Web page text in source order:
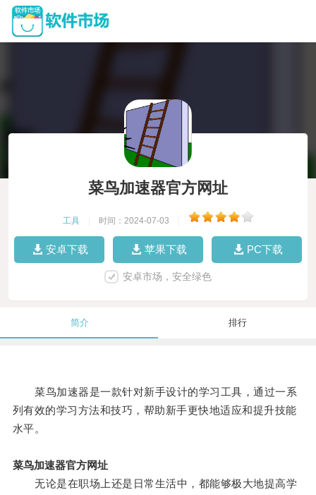
菜鸟加速器官方网址
工具 时间：2024-07-03
安卓下载 苹果下载 PC下载
安卓市场，安全绿色
简介 排行
菜鸟加速器是一款针对新手设计的学习工具，通过一系
列有效的学习方法和技巧，帮助新手更快地适应和提升技能
水平。
菜鸟加速器官方网址
无论是在职场上还是日常生活中，都能够极大地提高学